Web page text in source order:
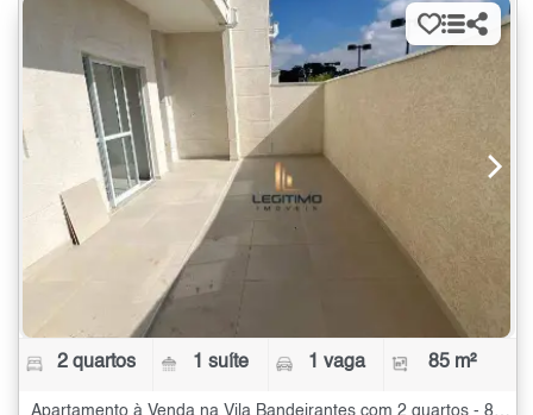
2 quartos 1 suíte 1 vaga 85 m²